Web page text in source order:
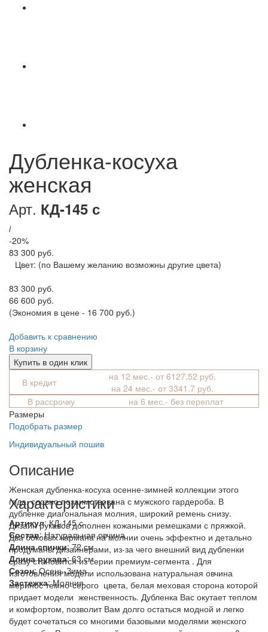
Дубленка-косуха
женская
Арт. КД-145 с
i
-20%
83 300 руб.
Цвет: (по Вашему желанию возможны другие цвета)
83 300 руб.
66 600 руб.
(Экономия в цене - 16 700 руб.)
Добавить к сравнению
В корзину
Купить в один клик
В кредит
на 12 мес.- от 6127.52 руб.
на 24 мес.- от 3341.7 руб.
В рассрочку
на 6 мес.- без переплат
Размеры
Подобрать размер
Индивидуальный пошив
Описание
Женская дубленка-косуха осенне-зимней коллекции этого
года, словно позаимствована с мужского гардероба. В
дубленке диагональная молния, широкий ремень снизу.
Дизайн рукавов дополнен кожаными ремешками с пряжкой.
Два боковых кармана на молнии очень эффектно и детально
продуманы дизайнерами, из-за чего внешний вид дубленки
сразу становится из серии премиум-сегмента . Для
изготовления модели использована натуральная овчина
меринос темно-серого цвета, белая меховая сторона которой
придает модели женственность. Дубленка Вас окутает теплом
и комфортом, позволит Вам долго остаться модной и легко
будет сочетаться со многими базовыми моделями женского
Характеристики
Артикул: КД-145 с
Состав:Натуральная овчина
Длина спинки: 72 см
Длина рукава: 63 см
Сезон: Осень-Зима
Застежка: Молния